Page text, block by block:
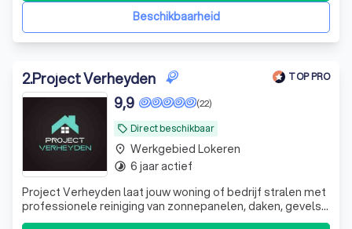
Beschikbaarheid
2.Project Verheyden TOP PRO
local_offer Direct beschikbaar
(22)
9,9
Project Verheyden laat jouw woning of bedrijf stralen met
professionele reiniging van zonnepanelen, daken, gevels
en opritten – snel, veilig en tot in de puntjes verzorgd.
place Werkgebied Lokeren
timelapse 6 jaar actief